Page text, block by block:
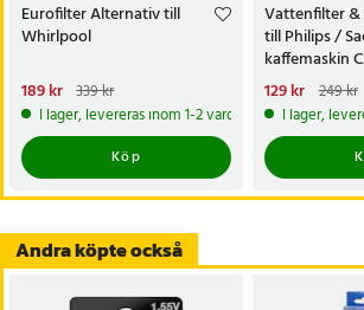
Eurofilter Alternativ till
Whirlpool
Nuvarande pris
189 krTidigare pris:339 kr
189 kr 339 kr
I lager, levereras inom 1-2 vardagar
Köp
Vattenfilter
till Philips /
kaffemaskin
CA6903/22
Nuvarande pris
129 kr
129 kr 249 kr
I lager,
Andra köpte också